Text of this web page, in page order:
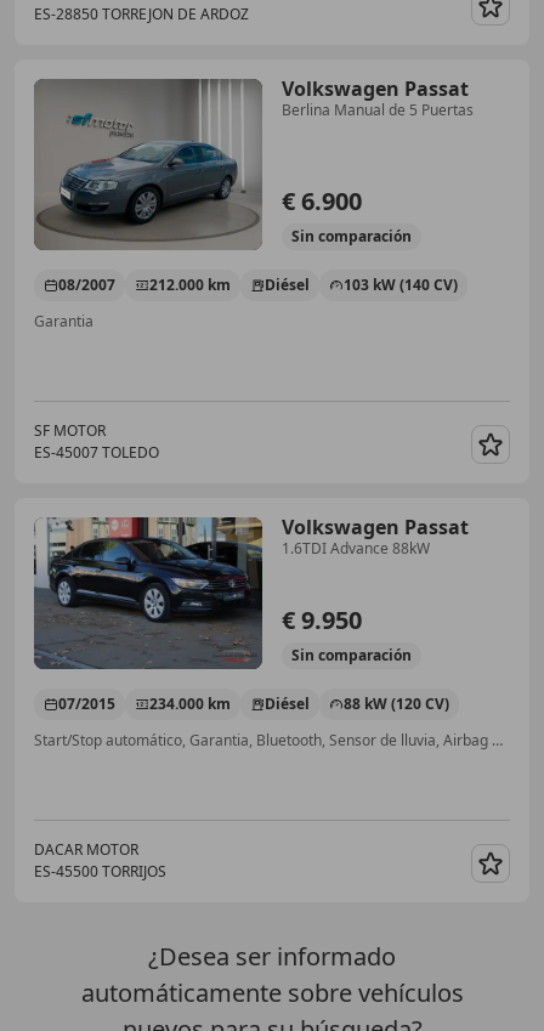
ES-28850 TORREJON DE ARDOZ
Volkswagen Passat
Berlina Manual de 5 Puertas
€ 6.900
Sin comparación
08/2007 212.000 km Diésel
103 kW (140 CV)
Garantia
SF MOTOR
ES-45007 TOLEDO
Volkswagen Passat
1.6TDI Advance 88kW
€ 9.950
Sin comparación
07/2015 234.000 km Diésel
88 kW (120 CV)
Start/Stop automático, Garantia, Bluetooth, Sensor de lluvia, Airbag del conductor, USB, Dirección asistida, Airbags laterales
DACAR MOTOR
ES-45500 TORRIJOS
¿Desea ser informado
automáticamente sobre vehículos